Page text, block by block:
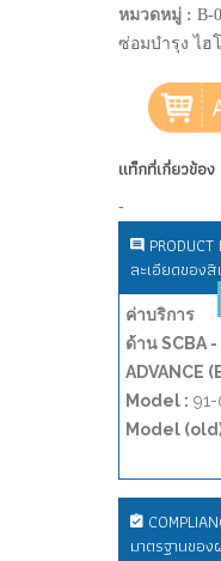
หมวดหมู่ : B-
ซ่อมบำรุง ไฮ
แท็กที่เกี่ยวข้อง
-
ละเอียดของ
ค่าบริการ
ด้าน SCBA
ADVANCE
Model :
Model
มาตรฐานขอ